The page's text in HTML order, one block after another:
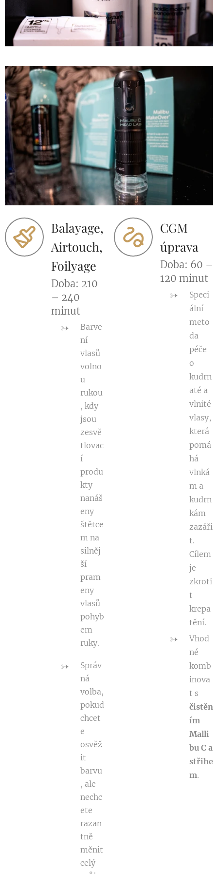
Balayage,
Airtouch,
Foilyage
Doba: 210
– 240
minut
Barve
ní
vlasů
volno
u
rukou
, kdy
jsou
zesvě
tlovac
í
produ
kty
nanáš
eny
štětce
m na
silněj
ší
pram
eny
vlasů
pohyb
em
ruky.
Správ
ná
volba,
pokud
chcet
e
osvěž
it
barvu
, ale
nechc
ete
razan
tně
měnit
celý
CGM
úprava
Doba: 60 –
120 minut
Speci
ální
meto
da
péče
o
kudrn
até a
vlnité
vlasy,
která
pomá
há
vlnká
m a
kudrn
kám
zazáři
t.
Cílem
je
zkroti
t
krepa
tění.
Vhod
né
komb
inova
t s
čistěn
ím
Malli
bu C a
střihe
m.